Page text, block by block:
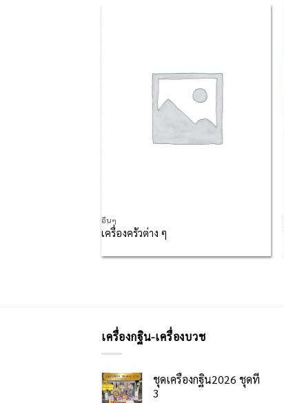
อื่นๆ
เครื่องครัวต่าง ๆ
เครื่องกฐิน-เครื่องบวช
ชุดเครื่องกฐิน2026 ชุดที่
3